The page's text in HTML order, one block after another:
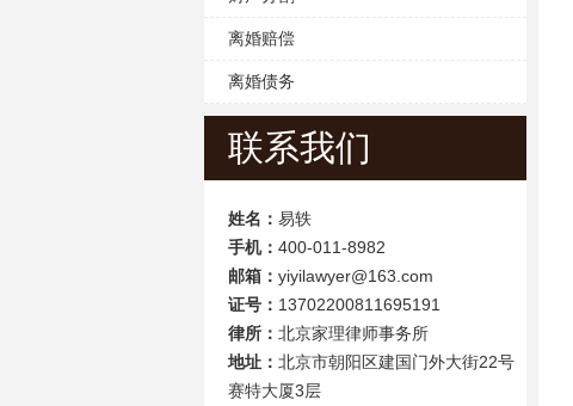
离婚赔偿
离婚债务
联系我们
姓名： 易轶
手机： 400-011-8982
邮箱： yiyilawyer@163.com
证号： 13702200811695191
律所： 北京家理律师事务所
地址： 北京市朝阳区建国门外大街22号
赛特大厦3层